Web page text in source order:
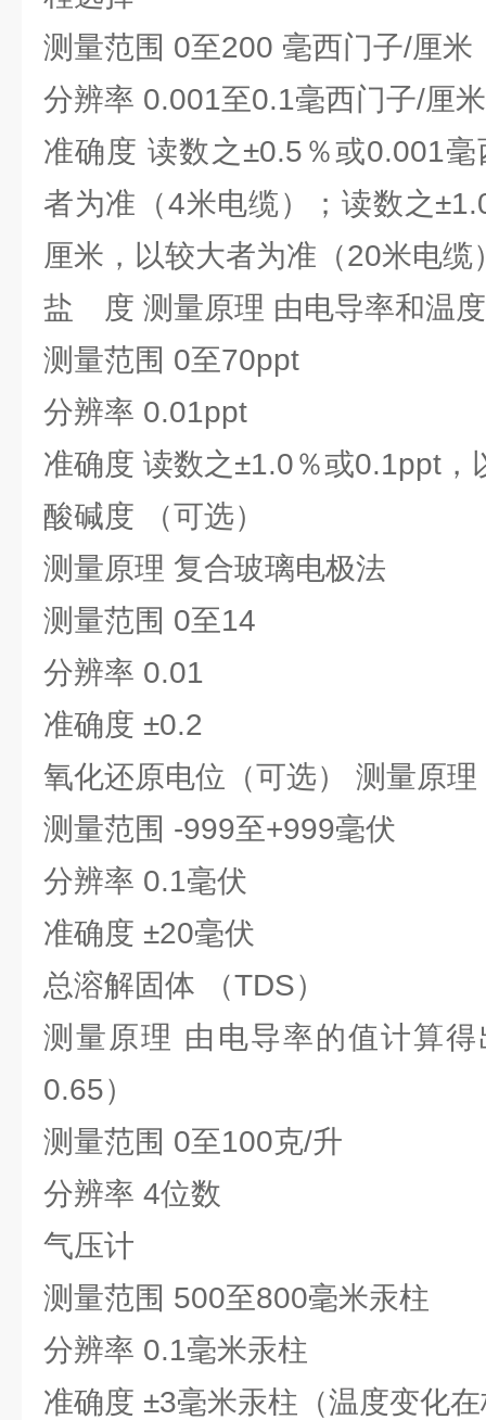
测量范围 0至200 毫西门子/厘米
分辨率 0.001至0.1毫西门子/厘
准确度 读数之±0.5％或0.001
者为准（4米电缆）；读数之
厘米，以较大者为准（20米电缆
盐 度 测量原理 由电导率和温
测量范围 0至70ppt
分辨率 0.01ppt
准确度 读数之±1.0％或0.1ppt，
酸碱度 （可选）
测量原理 复合玻璃电极法
测量范围 0至14
分辨率 0.01
准确度 ±0.2
氧化还原电位（可选） 测量原
测量范围 -999至+999毫伏
分辨率 0.1毫伏
准确度 ±20毫伏
总溶解固体 （TDS）
测量原理 由电导率的值计算
0.65）
测量范围 0至100克/升
分辨率 4位数
气压计
测量范围 500至800毫米汞柱
分辨率 0.1毫米汞柱
准确度 ±3毫米汞柱（温度变化